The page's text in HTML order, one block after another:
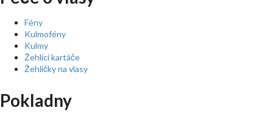
Fény
Kulmofény
Kulmy
Žehlící kartáče
Žehličky na vlasy
Pokladny